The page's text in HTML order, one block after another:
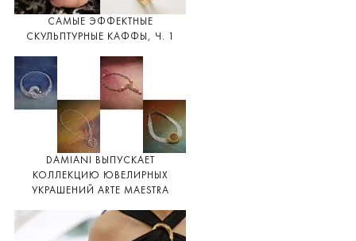
САМЫЕ ЭФФЕКТНЫЕ
СКУЛЬПТУРНЫЕ КАФФЫ, Ч. 1
DAMIANI ВЫПУСКАЕТ
КОЛЛЕКЦИЮ ЮВЕЛИРНЫХ
УКРАШЕНИЙ ARTE MAESTRA